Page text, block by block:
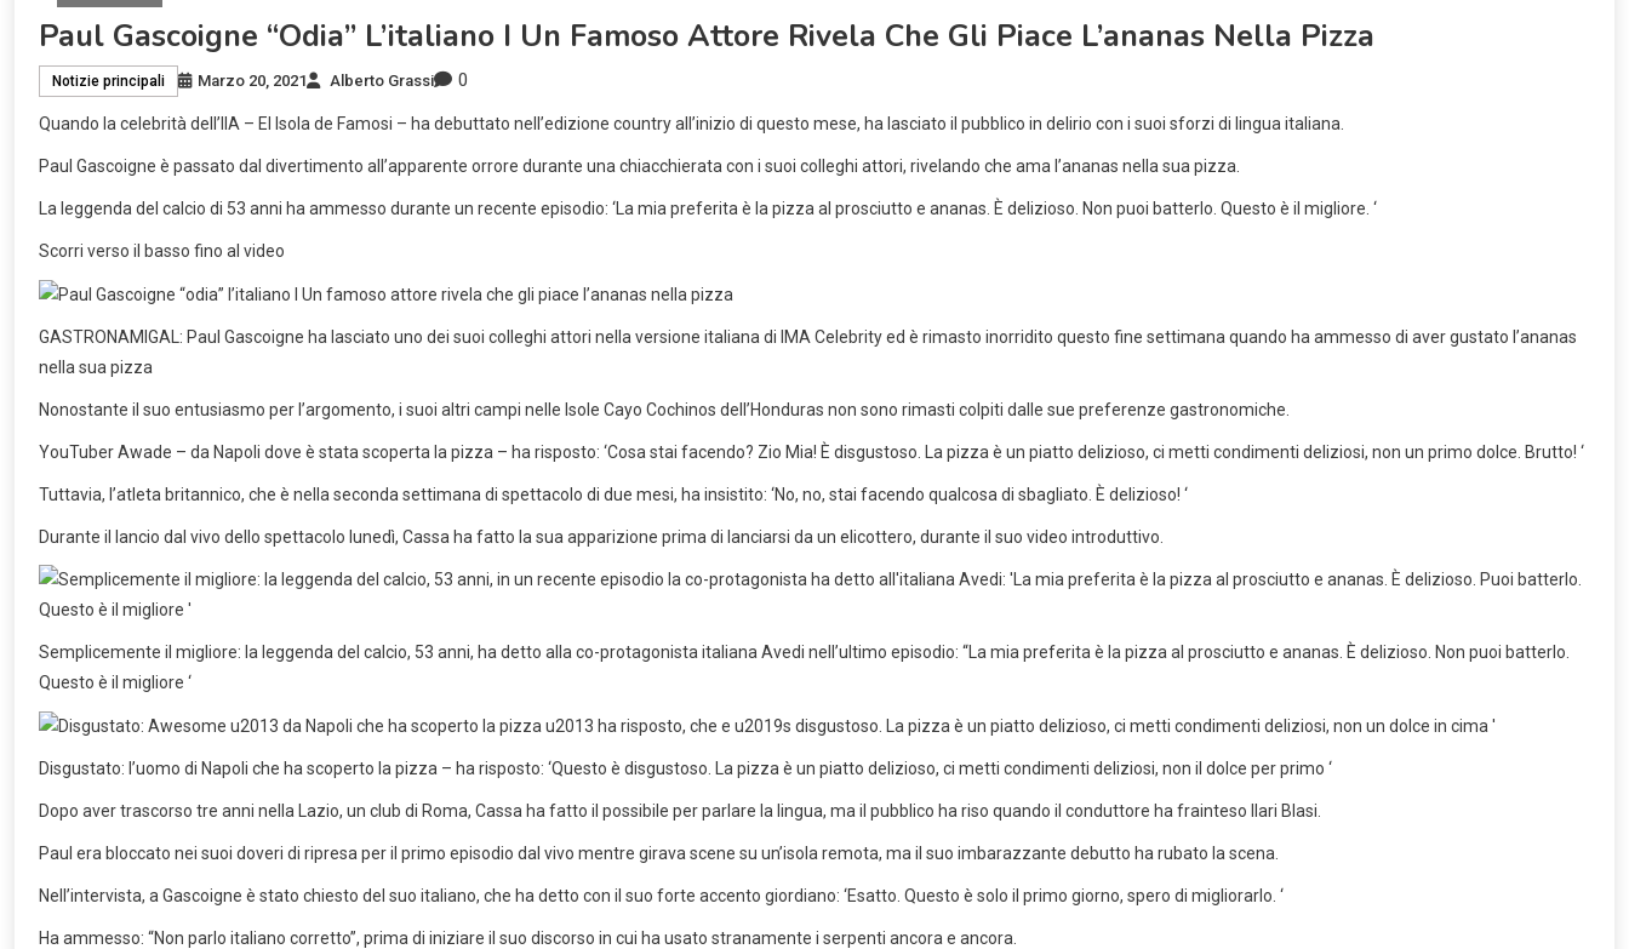
Paul Gascoigne “odia” L’italiano I Un Famoso Attore Rivela Che Gli Piace L’ananas Nella Pizza
Notizie principali Marzo 20, 2021 Alberto Grassi 0
Quando la celebrità dell’IIA – El Isola de Famosi – ha debuttato nell’edizione country all’inizio di questo mese, ha lasciato il pubblico in delirio con i suoi sforzi di lingua italiana.
Paul Gascoigne è passato dal divertimento all’apparente orrore durante una chiacchierata con i suoi colleghi attori, rivelando che ama l’ananas nella sua pizza.
La leggenda del calcio di 53 anni ha ammesso durante un recente episodio: ‘La mia preferita è la pizza al prosciutto e ananas. È delizioso. Non puoi batterlo. Questo è il migliore. ‘
Scorri verso il basso fino al video
GASTRONAMIGAL: Paul Gascoigne ha lasciato uno dei suoi colleghi attori nella versione italiana di IMA Celebrity ed è rimasto inorridito questo fine settimana quando ha ammesso di aver gustato l’ananas
nella sua pizza
Nonostante il suo entusiasmo per l’argomento, i suoi altri campi nelle Isole Cayo Cochinos dell’Honduras non sono rimasti colpiti dalle sue preferenze gastronomiche.
YouTuber Awade – da Napoli dove è stata scoperta la pizza – ha risposto: ‘Cosa stai facendo? Zio Mia! È disgustoso. La pizza è un piatto delizioso, ci metti condimenti deliziosi, non un primo dolce. Brutto! ‘
Tuttavia, l’atleta britannico, che è nella seconda settimana di spettacolo di due mesi, ha insistito: ‘No, no, stai facendo qualcosa di sbagliato. È delizioso! ‘
Durante il lancio dal vivo dello spettacolo lunedì, Cassa ha fatto la sua apparizione prima di lanciarsi da un elicottero, durante il suo video introduttivo.
Semplicemente il migliore: la leggenda del calcio, 53 anni, ha detto alla co-protagonista italiana Avedi nell’ultimo episodio: “La mia preferita è la pizza al prosciutto e ananas. È delizioso. Non puoi batterlo.
Questo è il migliore ‘
Disgustato: l’uomo di Napoli che ha scoperto la pizza – ha risposto: ‘Questo è disgustoso. La pizza è un piatto delizioso, ci metti condimenti deliziosi, non il dolce per primo ‘
Dopo aver trascorso tre anni nella Lazio, un club di Roma, Cassa ha fatto il possibile per parlare la lingua, ma il pubblico ha riso quando il conduttore ha frainteso Ilari Blasi.
Paul era bloccato nei suoi doveri di ripresa per il primo episodio dal vivo mentre girava scene su un’isola remota, ma il suo imbarazzante debutto ha rubato la scena.
Nell’intervista, a Gascoigne è stato chiesto del suo italiano, che ha detto con il suo forte accento giordiano: ‘Esatto. Questo è solo il primo giorno, spero di migliorarlo. ‘
Ha ammesso: “Non parlo italiano corretto”, prima di iniziare il suo discorso in cui ha usato stranamente i serpenti ancora e ancora.